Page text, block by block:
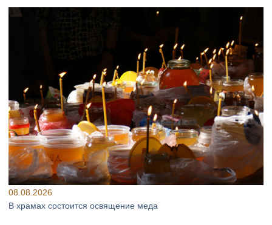
08.08.2026
В храмах состоится освящение меда